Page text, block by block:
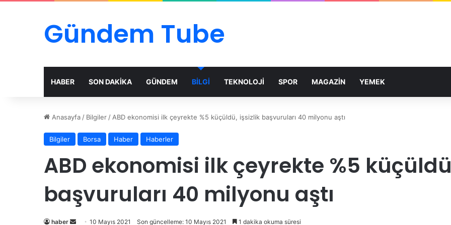
Gündem Tube
HABER SON DAKİKA GÜNDEM BİLGİ TEKNOLOJİ SPOR MAGAZİN YEMEK
Anasayfa / Bilgiler / ABD ekonomisi ilk çeyrekte %5 küçüldü, işsizlik başvuruları 40 milyonu aştı
Bilgiler Borsa Haber Haberler
ABD ekonomisi ilk çeyrekte %5
başvuruları 40 milyonu aştı
haber
Bir
10 Mayıs 2021 Son güncelleme: 10 Mayıs 2021 1 dakika okuma süresi